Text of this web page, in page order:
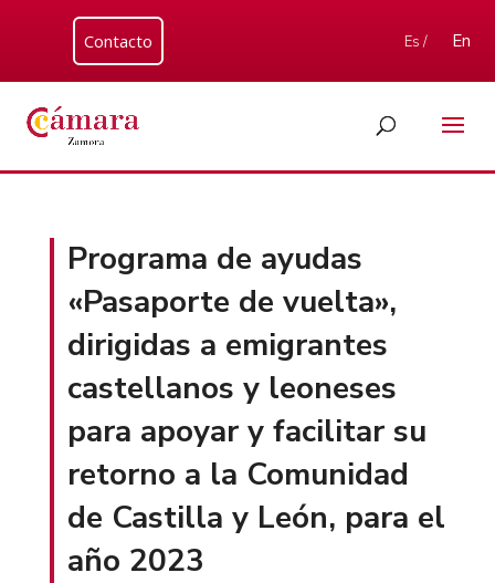
Contacto Es / En
Programa de ayudas
«Pasaporte de vuelta»,
dirigidas a emigrantes
castellanos y leoneses
para apoyar y facilitar su
retorno a la Comunidad
de Castilla y León, para el
año 2023